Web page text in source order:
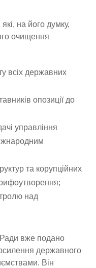
на його думку,
очищення
всіх державних
опозиції до
управління
та корупційних
над
вже подано
державного
Він